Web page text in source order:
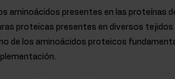
aminoácidos presentes en las proteínas
proteicas presentes en diversos
de los aminoácidos proteicos